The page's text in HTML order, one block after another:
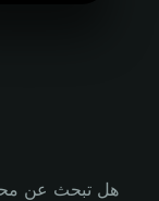
هل تبحث عن